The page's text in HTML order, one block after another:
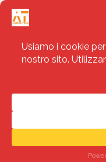
Servizi